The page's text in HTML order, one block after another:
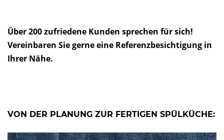
Über 200 zufriedene Kunden sprechen für sich!
Vereinbaren Sie gerne eine Referenzbesichtigung in
Ihrer Nähe.
VON DER PLANUNG ZUR FERTIGEN SPÜLKÜCHE: